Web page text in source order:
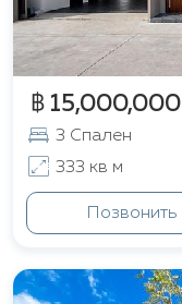
฿ 15,000,000
3 Спален
333 кв м
Позвонить